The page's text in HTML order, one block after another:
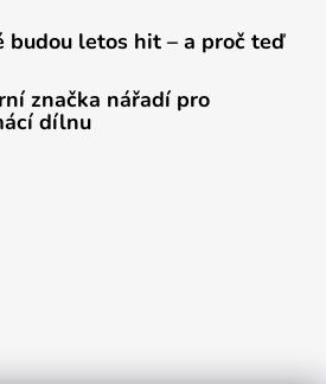
budou letos hit – a proč teď
značka nářadí pro
dílnu